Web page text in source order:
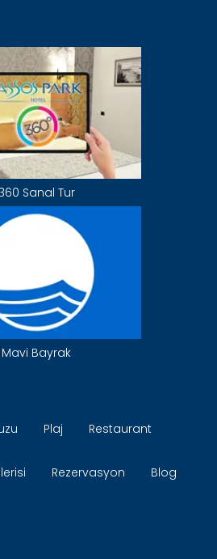
Sanal Tur
Mavi Bayrak
Plaj Restaurant
Rezervasyon Blog